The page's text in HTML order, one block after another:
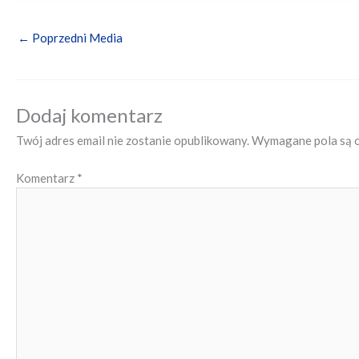
← Poprzedni Media
Dodaj komentarz
Twój adres email nie zostanie opublikowany.Wymagane pola są
Komentarz *